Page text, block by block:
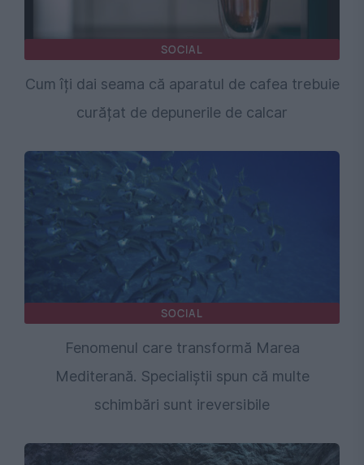
SOCIAL
Cum îți dai seama că aparatul de cafea trebuie
curățat de depunerile de calcar
SOCIAL
Fenomenul care transformă Marea
Mediterană. Specialiștii spun că multe
schimbări sunt ireversibile